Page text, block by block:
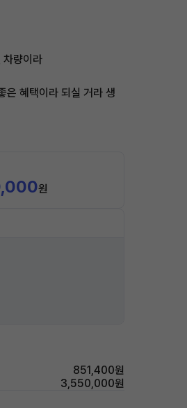
차량이라
은 혜택이라 되실 거라 생
원
851,400원
3,550,000원